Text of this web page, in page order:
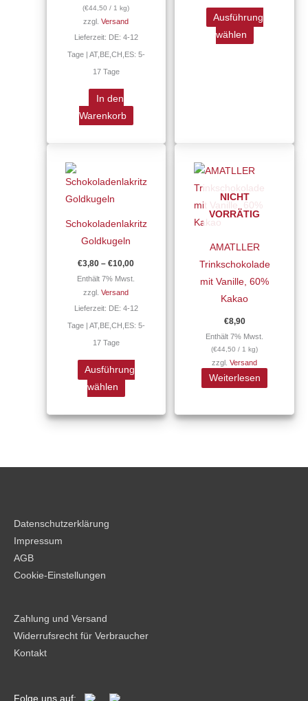
(€44,50 / 1 kg)
zzgl.Versand
Lieferzeit: DE: 4-12
Tage | AT,BE,CH,ES: 5-
17 Tage
In den
Warenkorb
Ausführung
wählen
gewählt
Schokoladenlakritz
Goldkugeln
€3,80 –€10,00
Preisspanne:
€10,00
Enthält 7% Mwst.
zzgl.Versand
Lieferzeit: DE: 4-12
Tage | AT,BE,CH,ES: 5-
17 Tage
Ausführung
wählen
weist
Varianten
auf.
können
auf
der
gewählt
werden
NICHT
VORRÄTIG
AMATLLER
Trinkschokolade
mit Vanille, 60%
Kakao
€8,90
Enthält 7% Mwst.
(€44,50 / 1 kg)
zzgl.Versand
Weiterlesen
Datenschutzerklärung
Impressum
AGB
Cookie-Einstellungen
Zahlung und Versand
Widerrufsrecht für Verbraucher
Kontakt
Folge uns auf: